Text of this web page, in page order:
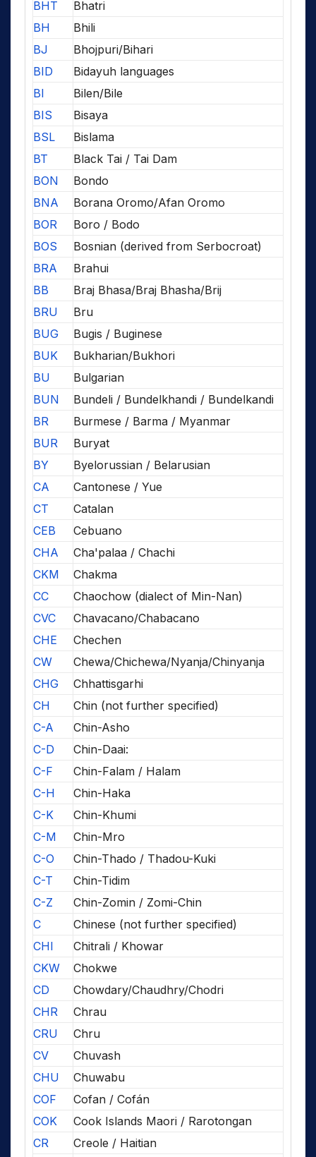
BHT
Bhatri
BH
Bhili
BJ
Bhojpuri/Bihari
BID
Bidayuh languages
BI
Bilen/Bile
BIS
Bisaya
BSL
Bislama
BT
Black Tai / Tai Dam
BON
Bondo
BNA
Borana Oromo/Afan Oromo
BOR
Boro / Bodo
BOS
Bosnian (derived from Serbocroat)
BRA
Brahui
BB
Braj Bhasa/Braj Bhasha/Brij
BRU
Bru
BUG
Bugis / Buginese
BUK
Bukharian/Bukhori
BU
Bulgarian
BUN
Bundeli / Bundelkhandi / Bundelkandi
BR
Burmese / Barma / Myanmar
BUR
Buryat
BY
Byelorussian / Belarusian
CA
Cantonese / Yue
CT
Catalan
CEB
Cebuano
CHA
Cha'palaa / Chachi
CKM
Chakma
CC
Chaochow (dialect of Min-Nan)
CVC
Chavacano/Chabacano
CHE
Chechen
CW
Chewa/Chichewa/Nyanja/Chinyanja
CHG
Chhattisgarhi
CH
Chin (not further specified)
C-A
Chin-Asho
C-D
Chin-Daai:
C-F
Chin-Falam / Halam
C-H
Chin-Haka
C-K
Chin-Khumi
C-M
Chin-Mro
C-O
Chin-Thado / Thadou-Kuki
C-T
Chin-Tidim
C-Z
Chin-Zomin / Zomi-Chin
C
Chinese (not further specified)
CHI
Chitrali / Khowar
CKW
Chokwe
CD
Chowdary/Chaudhry/Chodri
CHR
Chrau
CRU
Chru
CV
Chuvash
CHU
Chuwabu
COF
Cofan / Cofán
COK
Cook Islands Maori / Rarotongan
CR
Creole / Haitian